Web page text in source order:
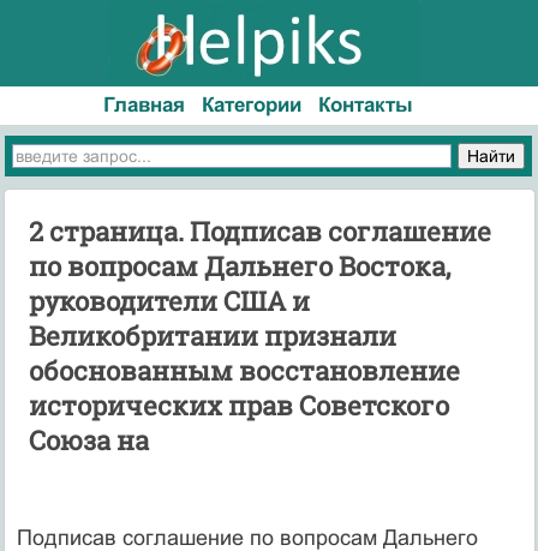
Главная Категории Контакты
2 страница. Подписав соглашение
по вопросам Дальнего Востока,
руководители США и
Великобритании признали
обоснованным восстановление
исторических прав Советского
Союза на
Подписав соглашение по вопросам Дальнего